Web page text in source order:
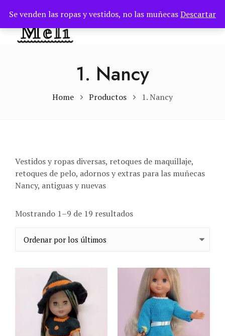
Se venden las ropas y vestidos, no las muñecasDescartar
1. Nancy
Home Productos 1. Nancy
Vestidos y ropas diversas, retoques de maquillaje,
retoques de pelo, adornos y extras para las muñecas
Nancy, antiguas y nuevas
Mostrando 1–9 de 19 resultadosOrdenado por los